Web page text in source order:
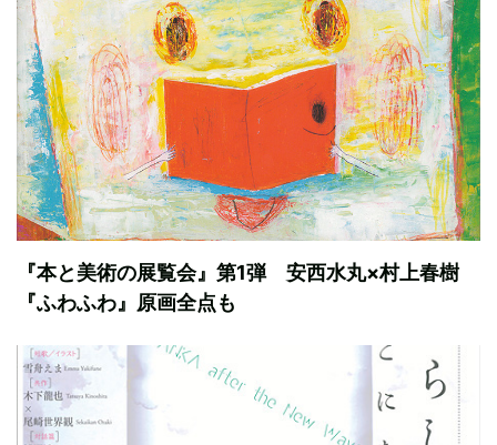
『本と美術の展覧会』第1弾 安西水丸×村上春樹
『ふわふわ』原画全点も